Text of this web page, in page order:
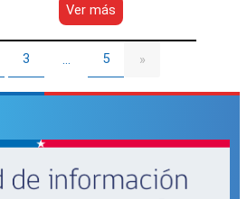
Ver más
Colegio
Buen
Pastor
3 … 5 »